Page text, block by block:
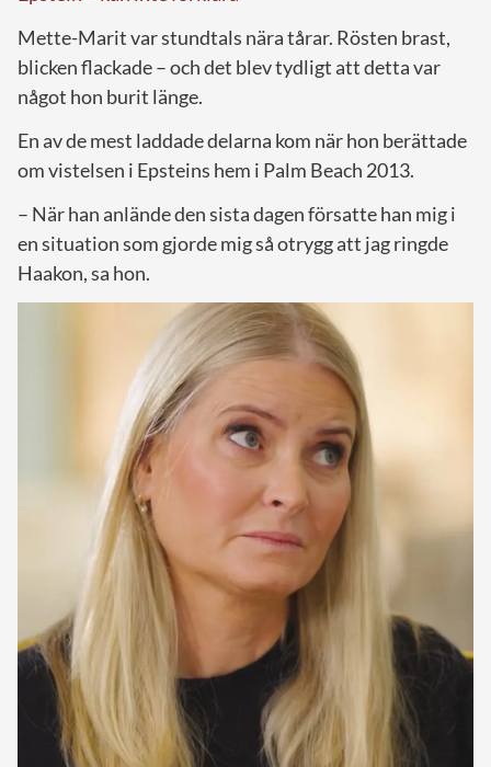
Mette-Marit var stundtals nära tårar. Rösten brast,
blicken flackade – och det blev tydligt att detta var
något hon burit länge.
En av de mest laddade delarna kom när hon berättade
om vistelsen i Epsteins hem i Palm Beach 2013.
– När han anlände den sista dagen försatte han mig i
en situation som gjorde mig så otrygg att jag ringde
Haakon, sa hon.